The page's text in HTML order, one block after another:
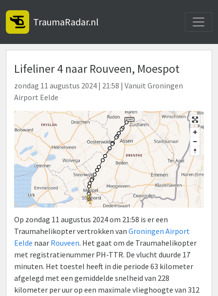
TraumaRadar.nl
Lifeliner 4 naar Rouveen, Moespot
zondag 11 augustus 2024 | 21:58 | Vanuit Groningen
Airport Eelde
Op zondag 11 augustus 2024 om 21:58 is er een
Traumahelikopter vertrokken van Groningen Airport
Eelde naar Rouveen. Het gaat om de Traumahelikopter
met registratienummer PH-TTR. De vlucht duurde 17
minuten. Het toestel heeft in die periode 63 kilometer
afgelegd met een gemiddelde snelheid van 228
kilometer per uur op een maximale vlieghoogte van 312